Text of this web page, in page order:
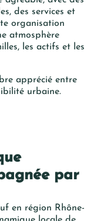
des services et
organisation
atmosphère
les actifs et les
apprécié entre
urbaine.
par
en région Rhône-